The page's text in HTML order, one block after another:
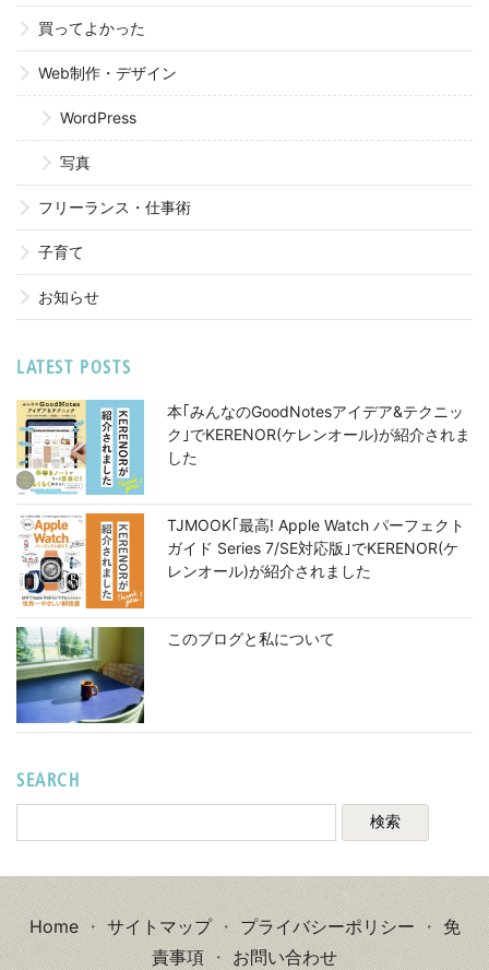
買ってよかった
Web制作・デザイン
WordPress
写真
フリーランス・仕事術
子育て
お知らせ
LATEST POSTS
本｢みんなのGoodNotesアイデア&テクニッ
ク｣でKERENOR(ケレンオール)が紹介されま
した
TJMOOK｢最高! Apple Watch パーフェクト
ガイド Series 7/SE対応版｣でKERENOR(ケ
レンオール)が紹介されました
このブログと私について
SEARCH
Home・サイトマップ・プライバシーポリシー・免
責事項・お問い合わせ